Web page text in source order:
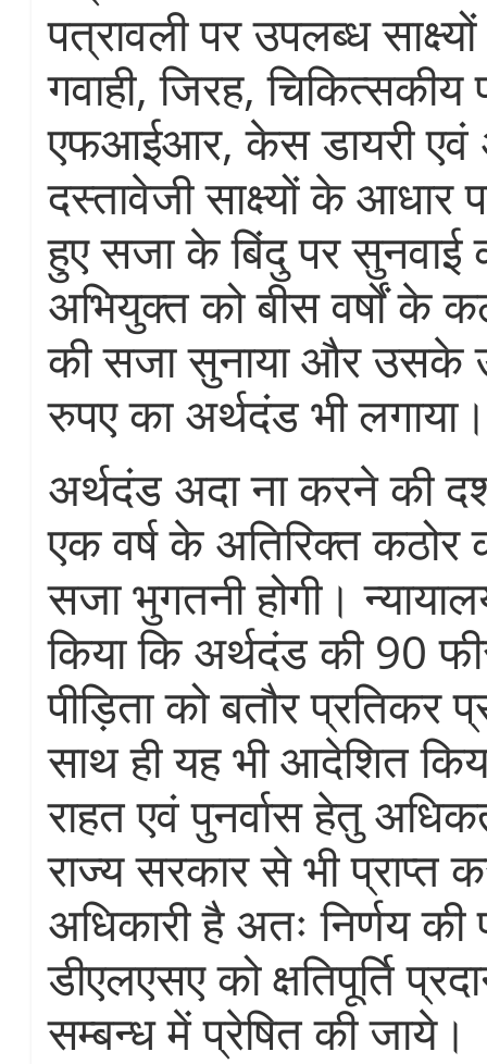
पत्रावली पर उपलब्ध
गवाही, जिरह, चिकित्सकीय
एफआईआर, केस डायरी
दस्तावेजी साक्ष्यों के आधार
हुए सजा के बिंदु पर सुनवाई
अभियुक्त को बीस वर्षों के
की सजा सुनाया और उसके
रुपए का अर्थदंड भी
अर्थदंड अदा ना करने की
एक वर्ष के अतिरिक्त कठोर
सजा भुगतनी होगी।
किया कि अर्थदंड की 90
पीड़िता को बतौर प्रतिकर
साथ ही यह भी आदेशित
राहत एवं पुनर्वास हेतु
राज्य सरकार से भी प्राप्त
अधिकारी है अतः निर्णय की
डीएलएसए को क्षतिपूर्ति
सम्बन्ध में प्रेषित की जाये।